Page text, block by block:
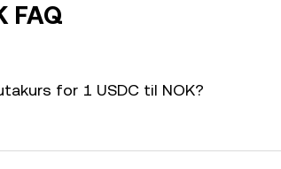
FAQ
for 1 USDC til NOK?